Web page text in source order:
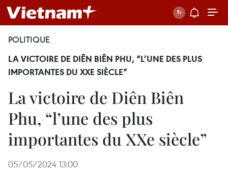
POLITIQUE
LA VICTOIRE DE DIÊN BIÊN PHU, “L’UNE DES PLUS
IMPORTANTES DU XXE SIÈCLE”
La victoire de Diên Biên
Phu, “l’une des plus
importantes du XXe siècle”
05/05/2024 13:00